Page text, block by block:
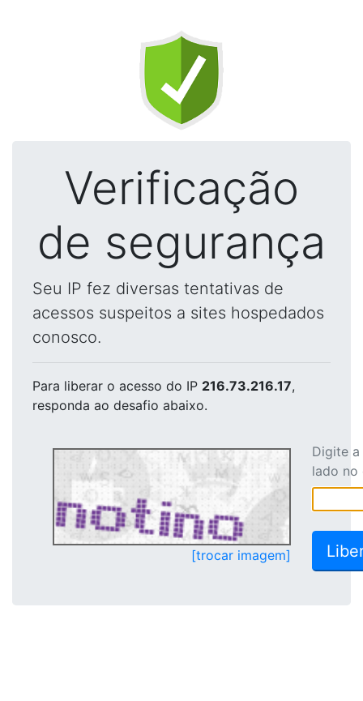
Verificação
de segurança
Seu IP fez diversas tentativas de
acessos suspeitos a sites hospedados
conosco.
Para liberar o acesso do IP 216.73.216.17,
responda ao desafio abaixo.
[trocar imagem]
Digite
lado no